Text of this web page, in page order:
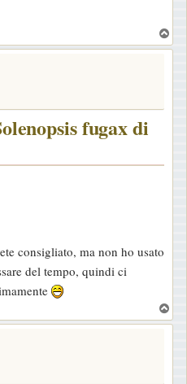
o
fugax di
consigliato, ma non ho usato
del tempo, quindi ci
o